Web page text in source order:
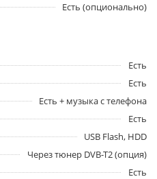
Есть (опционально)
Есть
Есть
Есть + музыка с телефона
Есть
USB Flash, HDD
Через тюнер DVB-T2 (опция)
Есть